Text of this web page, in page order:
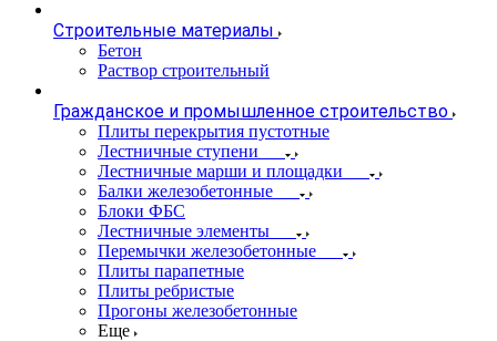
Строительные материалы
Бетон
Раствор строительный
Гражданское и промышленное строительство
Плиты перекрытия пустотные
Лестничные ступени
Лестничные марши и площадки
Балки железобетонные
Блоки ФБС
Лестничные элементы
Перемычки железобетонные
Плиты парапетные
Плиты ребристые
Прогоны железобетонные
Еще